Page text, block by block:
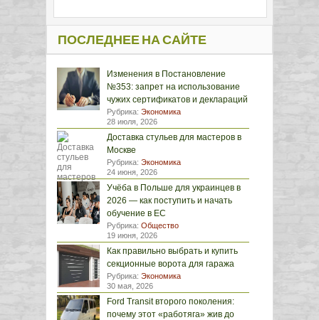
ПОСЛЕДНЕЕ НА САЙТЕ
Изменения в Постановление
№353: запрет на использование
чужих сертификатов и деклараций
Рубрика: Экономика
28 июля, 2026
Доставка стульев для мастеров в
Москве
Рубрика: Экономика
24 июня, 2026
Учёба в Польше для украинцев в
2026 — как поступить и начать
обучение в ЕС
Рубрика: Общество
19 июня, 2026
Как правильно выбрать и купить
секционные ворота для гаража
Рубрика: Экономика
30 мая, 2026
Ford Transit второго поколения:
почему этот «работяга» жив до